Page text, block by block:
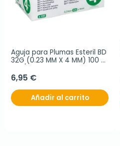
Aguja para Plumas Esteril BD
32G (0.23 MM X 4 MM) 100
6,95 €
Añadir al carrito